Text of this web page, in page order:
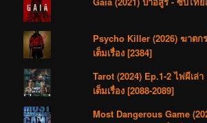
Psycho Killer (2026) ฆาตก
เต็มเรื่อง [2384]
Tarot (2024) Ep.1-2 ไพ่ผีเล่
เต็มเรื่อง [2088-2089]
Most Dangerous Game